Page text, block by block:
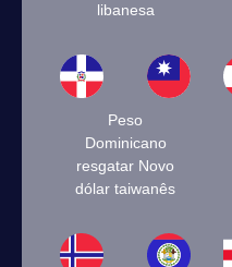
libanesa
Peso
Dominicano
resgatar Novo
dólar taiwanês